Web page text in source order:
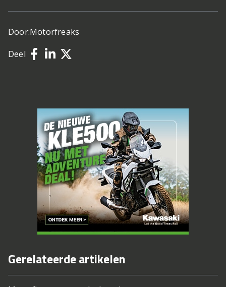
Door:Motorfreaks
Deel
Gerelateerde artikelen